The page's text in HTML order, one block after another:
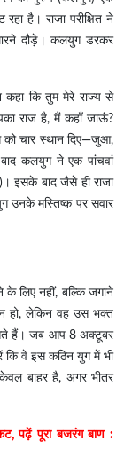
है। राजा परीक्षित ने
दौड़े। कलयुग डरकर
कहा कि तुम मेरे राज्य से
राज है, मैं कहाँ जाऊं?
को चार स्थान दिए—जुआ,
कलयुग ने एक पांचवां
इसके बाद जैसे ही राजा
उनके मस्तिष्क पर सवार
के लिए नहीं, बल्कि जगाने
हो, लेकिन वह उस भक्त
हैं। जब आप 8 अक्टूबर
कि वे इस कठिन युग में भी
बाहर है, अगर भीतर
पढ़ें पूरा बजरंग बाण :